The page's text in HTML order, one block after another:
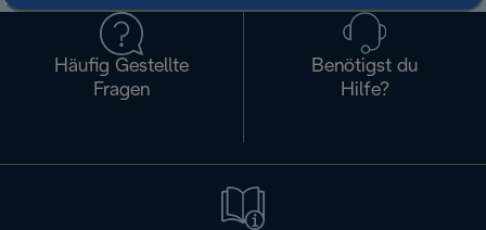
Häufig Gestellte
Fragen
Benötigst du
Hilfe?